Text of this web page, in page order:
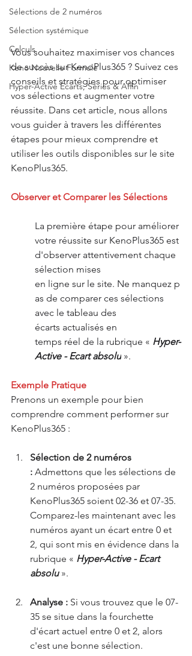
Sélections de 2 numéros
Sélection systémique
Calculs
Keno Nouvelle Formule
Hyper-Active Écarts, Séries & Affin
Vous souhaitez maximiser vos chances
de succès sur KenoPlus365 ? Suivez ces
conseils et stratégies pour optimiser
vos sélections et augmenter votre
réussite. Dans cet article, nous allons
vous guider à travers les différentes
étapes pour mieux comprendre et
utiliser les outils disponibles sur le site
KenoPlus365.
Observer et Comparer les Sélections
La première étape pour améliorer
votre réussite sur KenoPlus365 est
d'observer attentivement chaque
sélection mises
en ligne sur le site. Ne manquez p
as de comparer ces sélections
avec le tableau des
écarts actualisés en
temps réel de la rubrique « Hyper-
Active - Ecart absolu ».
Exemple Pratique
Prenons un exemple pour bien
comprendre comment performer sur
KenoPlus365 :
Sélection de 2 numéros
: Admettons que les sélections de
2 numéros proposées par
KenoPlus365 soient 02-36 et 07-35.
Comparez-les maintenant avec les
numéros ayant un écart entre 0 et
2, qui sont mis en évidence dans la
rubrique « Hyper-Active - Ecart
absolu ».
Analyse : Si vous trouvez que le 07-
35 se situe dans la fourchette
d'écart actuel entre 0 et 2, alors
c'est une bonne sélection.